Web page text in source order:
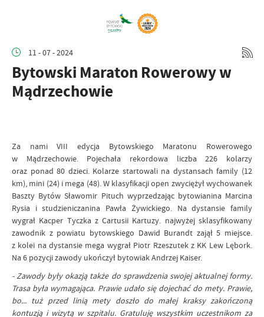
11 - 07 - 2024
Bytowski Maraton Rowerowy w
Mądrzechowie
Za nami VIII edycja Bytowskiego Maratonu Rowerowego
w Mądrzechowie. Pojechała rekordowa liczba 226 kolarzy
oraz ponad 80 dzieci. Kolarze startowali na dystansach family (12
km), mini (24) i mega (48). W klasyfikacji open zwyciężył wychowanek
Baszty Bytów Sławomir Pituch wyprzedzając bytowianina Marcina
Rysia i studzieniczanina Pawła Żywickiego. Na dystansie family
wygrał Kacper Tyczka z Cartusii Kartuzy. najwyżej sklasyfikowany
zawodnik z powiatu bytowskiego Dawid Burandt zajął 5 miejsce.
z kolei na dystansie mega wygrał Piotr Rzeszutek z KK Lew Lębork.
Na 6 pozycji zawody ukończył bytowiak Andrzej Kaiser.
- Zawody były okazją także do sprawdzenia swojej aktualnej formy.
Trasa była wymagająca. Prawie udało się dojechać do mety. Prawie,
bo... tuż przed linią mety doszło do małej kraksy zakończoną
kontuzją i wizytą w szpitalu. Gratuluję wszystkim uczestnikom za